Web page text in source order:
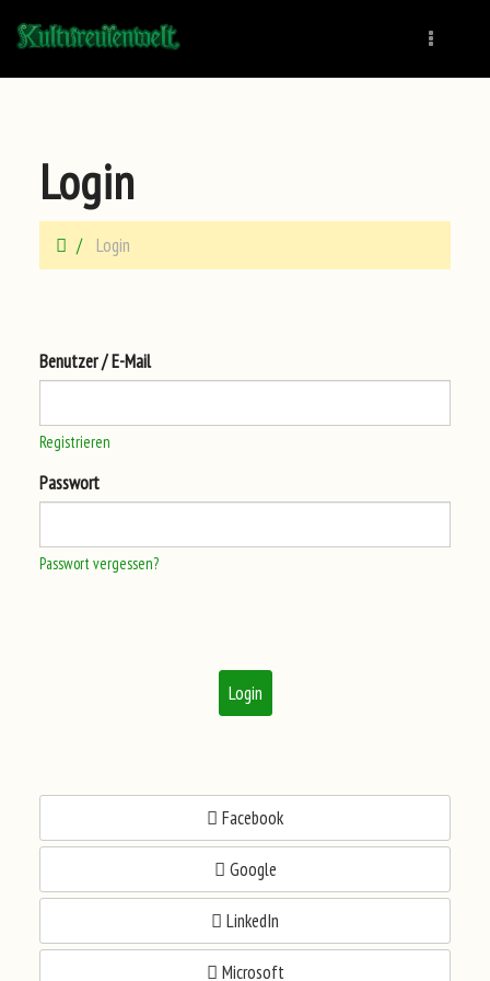
Login
Login
Benutzer / E-Mail
Registrieren
Passwort
Passwort vergessen?
Login
Facebook
Google
LinkedIn
Microsoft